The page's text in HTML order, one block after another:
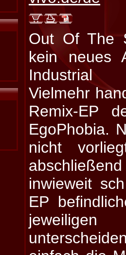
Out Of The
kein neues
Industrial
Vielmehr
Remix-EP
EgoPhobia.
nicht
inwieweit
EP